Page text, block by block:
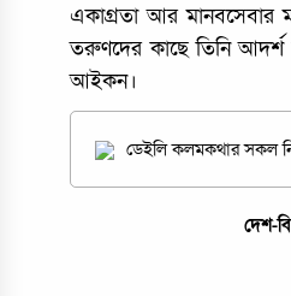
একাগ্রতা আর মানবসেবার
তরুণদের কাছে তিনি
আইকন।
ডেইলি কলমকথার সকল
দেশ-